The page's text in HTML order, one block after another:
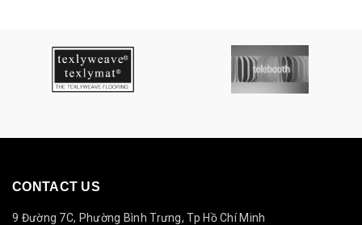
CONTACT US
9 Đường 7C, Phường Bình Trưng, Tp Hồ Chí Minh